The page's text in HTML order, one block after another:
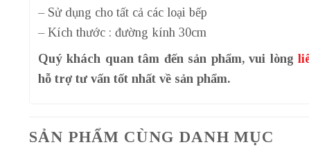
– Sử dụng cho tất cả các loại bếp
– Kích thước : đường kính 30cm
Quý khách quan tâm đến sản phẩm, vui lòng
hỗ trợ tư vấn tốt nhất về sản phẩm.
SẢN PHẨM CÙNG DANH MỤC